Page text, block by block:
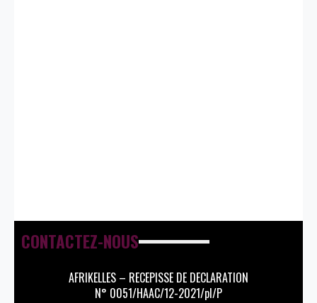
CONTACTEZ-NOUS
AFRIKELLES – RECEPISSE DE DECLARATION
N° 0051/HAAC/12-2021/pl/P